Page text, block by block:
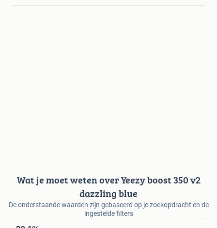
Wat je moet weten over Yeezy boost 350 v2
dazzling blue
De onderstaande waarden zijn gebaseerd op je zoekopdracht en de
ingestelde filters